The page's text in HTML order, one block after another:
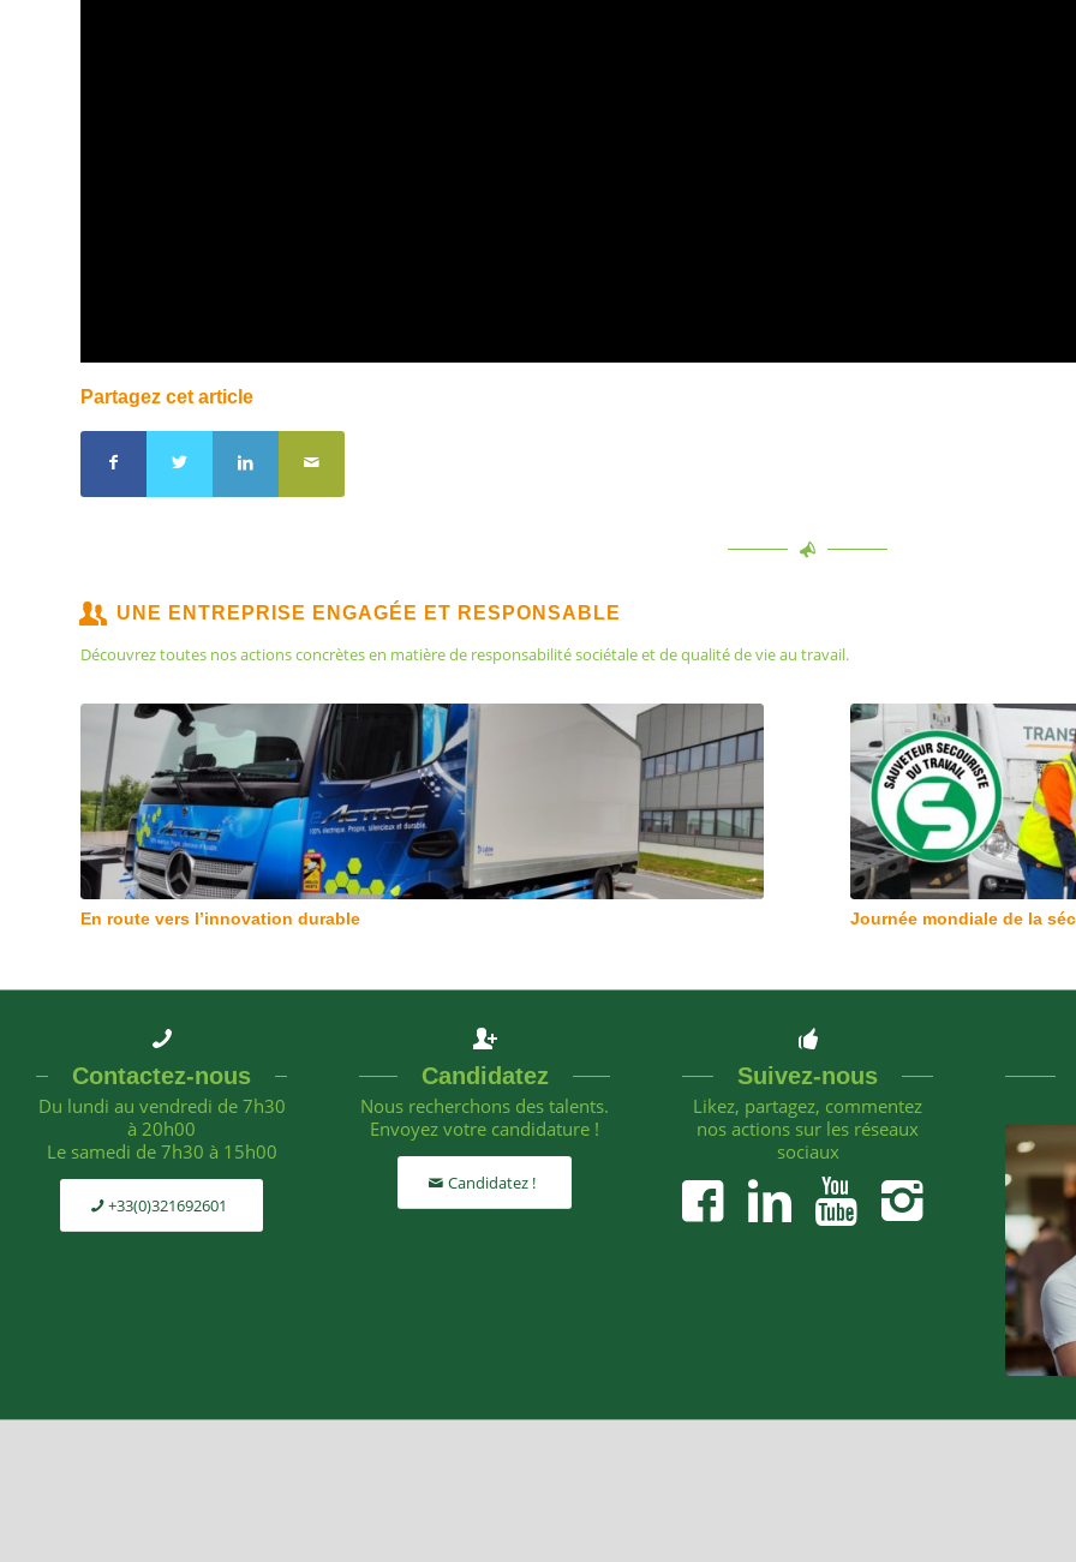
Partagez cet article
UNE ENTREPRISE ENGAGÉE ET RESPONSABLE
Découvrez toutes nos actions concrètes en matière de responsabilité sociétale et de qualité de vie au travail.
En route vers l’innovation durable Journée mondiale de la
Salon Green Business Forum Acteur de la biodiversité
Contactez-nous
Du lundi au vendredi de 7h30
à 20h00
Le samedi de 7h30 à 15h00
+33(0)321692601
Candidatez
Nous recherchons des talents.
Envoyez votre candidature !
Candidatez !
Suivez-nous
Likez, partagez, commentez
nos actions sur les réseaux
sociaux